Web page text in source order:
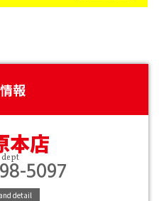
報
本店
dept 5097
detail